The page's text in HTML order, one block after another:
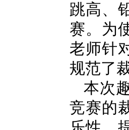
跳高、
赛。为
老师针
规范了
本次
竞赛的